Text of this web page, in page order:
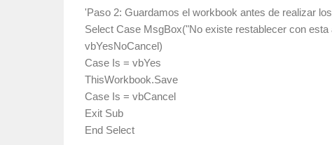
'Paso 2: Guardamos el workbook antes de realizar
Select Case MsgBox("No existe restablecer con
vbYesNoCancel)
Case Is = vbYes
ThisWorkbook.Save
Case Is = vbCancel
Exit Sub
End Select